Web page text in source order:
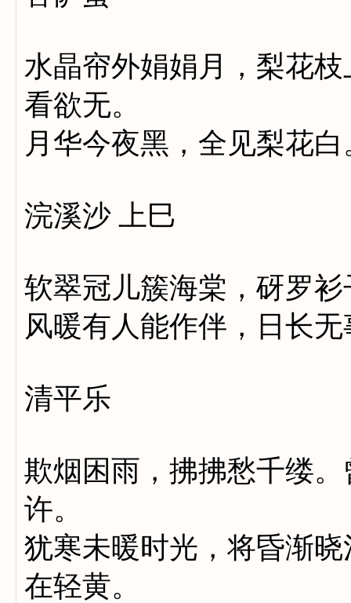
水晶帘外娟娟月，梨花
看欲无。
月华今夜黑，全见梨花
浣溪沙 上巳
软翠冠儿簇海棠，砑罗
风暖有人能作伴，日长
清平乐
欺烟困雨，拂拂愁千缕
许。
犹寒未暖时光，将昏渐
在轻黄。